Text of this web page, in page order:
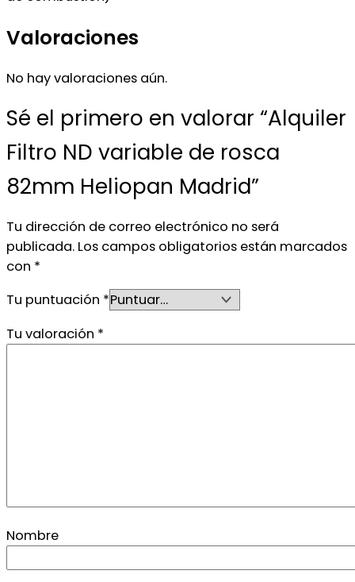
Valoraciones
No hay valoraciones aún.
Sé el primero en valorar “Alquiler
Filtro ND variable de rosca
82mm Heliopan Madrid”
Tu dirección de correo electrónico no será
publicada. Los campos obligatorios están marcados
con *
Tu puntuación *
Tu valoración *
Nombre